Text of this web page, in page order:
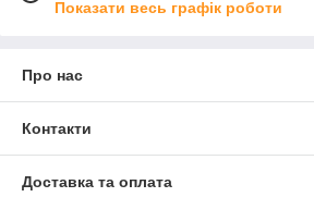
Показати весь графік роботи
Про нас
Контакти
Доставка та оплата